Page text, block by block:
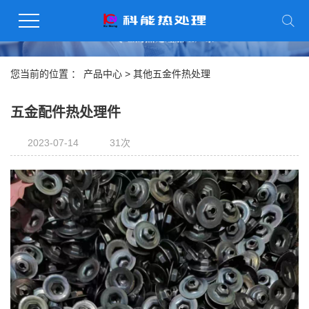
您当前的位置 ： 产品中心 > 其他五金件热处理
五金配件热处理件
2023-07-14 31次